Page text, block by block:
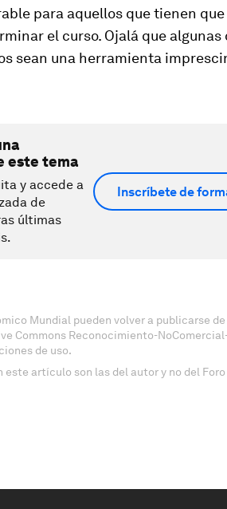
para aquellos que tienen
el curso. Ojalá que algunas
sean una herramienta
este tema
y accede a
de
últimas
Inscríbete de
Mundial pueden volver a publicarse
Commons Reconocimiento-
de uso.
este artículo son las del autor y no del